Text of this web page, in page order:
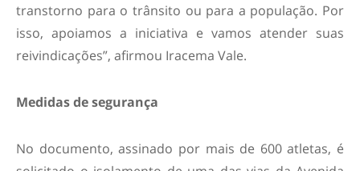
transtorno para o trânsito ou para a população. Por
isso, apoiamos a iniciativa e vamos atender suas
reivindicações”, afirmou Iracema Vale.
Medidas de segurança
No documento, assinado por mais de 600 atletas, é